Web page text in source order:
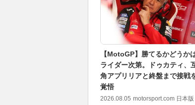
【MotoGP】勝てるかどうか
ライダー次第。ドゥカティ、
角アプリリアと終盤まで接戦
覚悟
2026.08.05 motorsport.com 日本版